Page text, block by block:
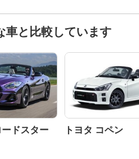
車と比較しています
ドスター トヨタ コペン